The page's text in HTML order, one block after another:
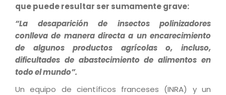
que puede resultar ser sumamente grave:
“La desaparición de insectos polinizadores
conlleva de manera directa a un encarecimiento
de algunos productos agrícolas o, incluso,
dificultades de abastecimiento de alimentos en
todo el mundo”.
Un equipo de científicos franceses (INRA) y un